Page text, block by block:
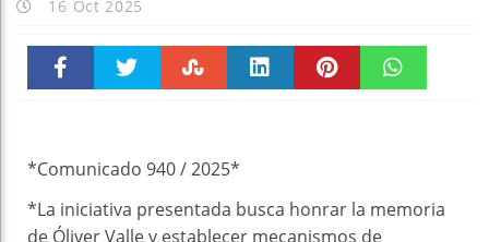
16 Oct 2025
*Comunicado 940 / 2025*
*La iniciativa presentada busca honrar la memoria
de Óliver Valle y establecer mecanismos de